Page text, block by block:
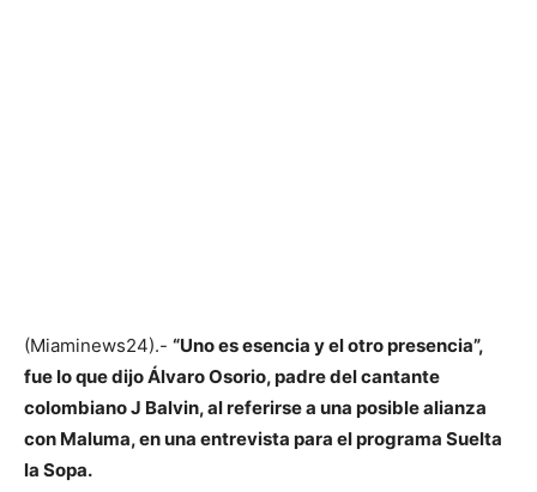
(Miaminews24).- “Uno es esencia y el otro presencia”,
fue lo que dijo Álvaro Osorio, padre del cantante
colombiano J Balvin, al referirse a una posible alianza
con Maluma, en una entrevista para el programa Suelta
la Sopa.